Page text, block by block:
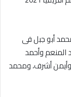
أبو جبل فى
وأحمد
أشرف، ومحمد